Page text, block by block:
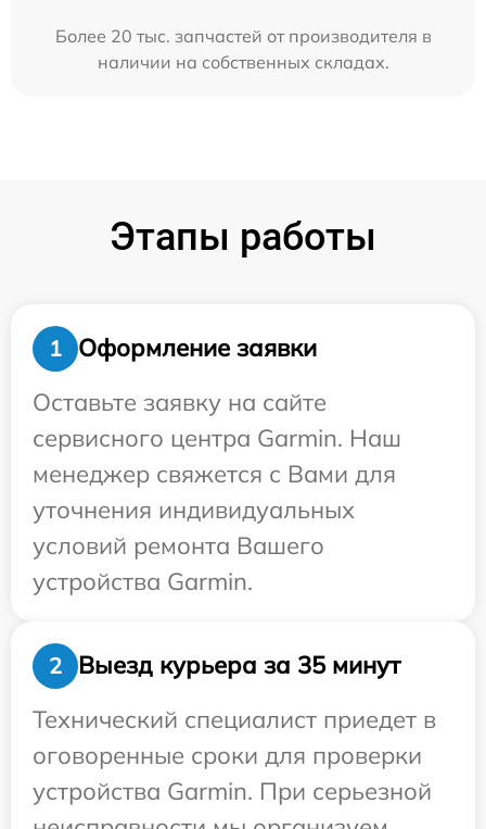
Более 20 тыс. запчастей от производителя в
наличии на собственных складах.
Этапы работы
1
Оформление заявки
Оставьте заявку на сайте
сервисного центра Garmin. Наш
менеджер свяжется с Вами для
уточнения индивидуальных
условий ремонта Вашего
устройства Garmin.
2
Выезд курьера за 35 минут
Технический специалист приедет в
оговоренные сроки для проверки
устройства Garmin. При серьезной